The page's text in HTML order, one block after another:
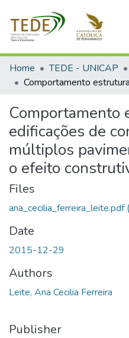
Communities & Collections
All of DSpace
Home TEDE - UNICAP
Comportamento
edificações de
múltiplos
o efeito
Files
ana_cecilia_ferreira_leite.pdf
Date
2015-12-29
Authors
Leite, Ana Cecilia Ferreira
Publisher